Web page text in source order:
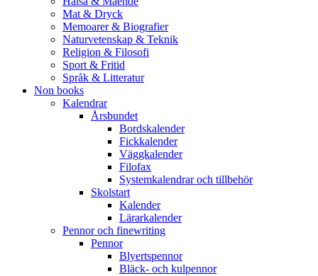
Mat & Dryck
Memoarer & Biografier
Naturvetenskap & Teknik
Religion & Filosofi
Sport & Fritid
Språk & Litteratur
Non books
Kalendrar
Årsbundet
Bordskalender
Fickkalender
Väggkalender
Filofax
Systemkalendrar och tillbehör
Skolstart
Kalender
Lärarkalender
Pennor och finewriting
Pennor
Blyertspennor
Bläck- och kulpennor